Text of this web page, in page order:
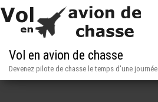
Vol en avion de chasse
Devenez pilote de chasse le temps d'une journée